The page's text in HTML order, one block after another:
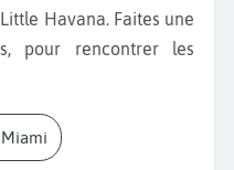
Havana. Faites une
pour rencontrer les
Miami